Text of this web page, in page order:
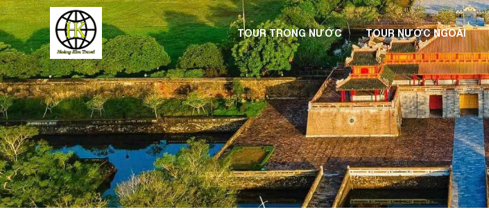
TOUR TRONG NƯỚC TOUR NƯỚC NGOÀI